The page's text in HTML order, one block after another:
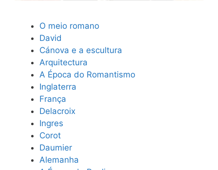
O meio romano
David
Cánova e a escultura
Arquitectura
A Época do Romantismo
Inglaterra
França
Delacroix
Ingres
Corot
Daumier
Alemanha